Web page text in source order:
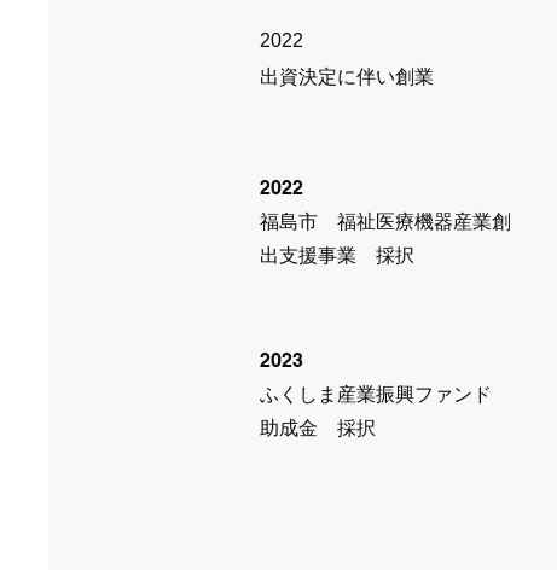
2022
出資決定に伴い創業
2022
​福島市 福祉医療機器産業創
出支援事業 採択
2023
​ふくしま産業振興ファンド
助成金 採択